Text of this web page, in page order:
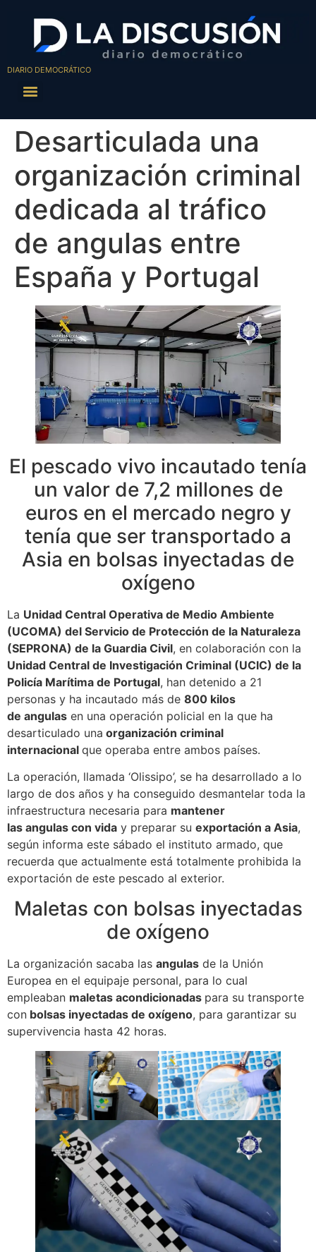
DIARIO DEMOCRÁTICO
Desarticulada una
organización criminal
dedicada al tráfico
de angulas entre
España y Portugal
El pescado vivo incautado tenía
un valor de 7,2 millones de
euros en el mercado negro y
tenía que ser transportado a
Asia en bolsas inyectadas de
oxígeno
La Unidad Central Operativa de Medio Ambiente
(UCOMA) del Servicio de Protección de la Naturaleza
(SEPRONA) de la Guardia Civil, en colaboración con la
Unidad Central de Investigación Criminal (UCIC) de la
Policía Marítima de Portugal, han detenido a 21
personas y ha incautado más de 800 kilos
de angulas en una operación policial en la que ha
desarticulado una organización criminal
internacional que operaba entre ambos países.
La operación, llamada ‘Olissipo’, se ha desarrollado a lo
largo de dos años y ha conseguido desmantelar toda la
infraestructura necesaria para mantener
las angulas con vida y preparar su exportación a Asia,
según informa este sábado el instituto armado, que
recuerda que actualmente está totalmente prohibida la
exportación de este pescado al exterior.
Maletas con bolsas inyectadas
de oxígeno
La organización sacaba las angulas de la Unión
Europea en el equipaje personal, para lo cual
empleaban maletas acondicionadas para su transporte
con bolsas inyectadas de oxígeno, para garantizar su
supervivencia hasta 42 horas.